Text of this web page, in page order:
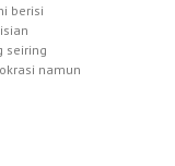
berisi
seiring
namun